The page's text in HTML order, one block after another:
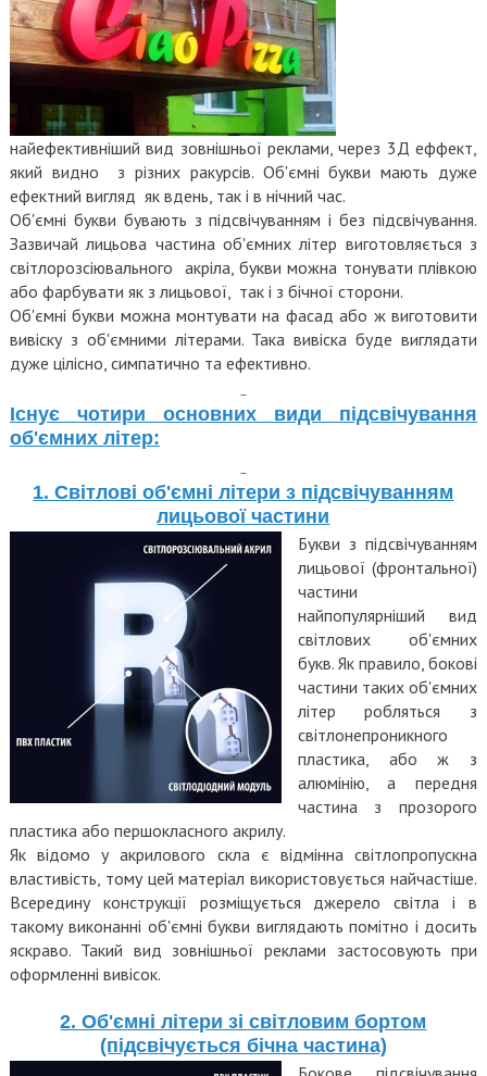
найефективніший вид зовнішньої реклами, через 3Д еффект,
який видно з різних ракурсів. Об'ємні букви мають дуже
ефектний вигляд як вдень, так і в нічний час.
Об'ємні букви бувають з підсвічуванням і без підсвічування.
Зазвичай лицьова частина об'ємних літер виготовляється з
світлорозсіювального акріла, букви можна тонувати плівкою
або фарбувати як з лицьової, так і з бічної сторони.
Об'ємні букви можна монтувати на фасад або ж виготовити
вивіску з об'ємними літерами. Така вивіска буде виглядати
дуже цілісно, симпатично та ефективно.
Існує чотири основних види підсвічування
об'ємних лiтер:
1. Світлові об'ємні літери з підсвічуванням
лицьової частини
Букви з підсвічуванням
лицьової (фронтальної)
частини
найпопулярніший вид
світлових об'ємних
букв. Як правило, бокові
частини таких об'ємних
літер робляться з
світлонепроникного
пластика, або ж з
алюмінію, а передня
частина з прозорого
пластика або першокласного акрилу.
Як відомо у акрилового скла є відмінна світлопропускна
властивість, тому цей матеріал використовується найчастіше.
Всередину конструкції розміщується джерело світла і в
такому виконанні об'ємні букви виглядаютьпомітно і досить
яскраво. Такий вид зовнішньої реклами застосовують при
оформленні вивісок.
2. Об'ємні літери зі світловим бортом
(підсвічується бічна частина)